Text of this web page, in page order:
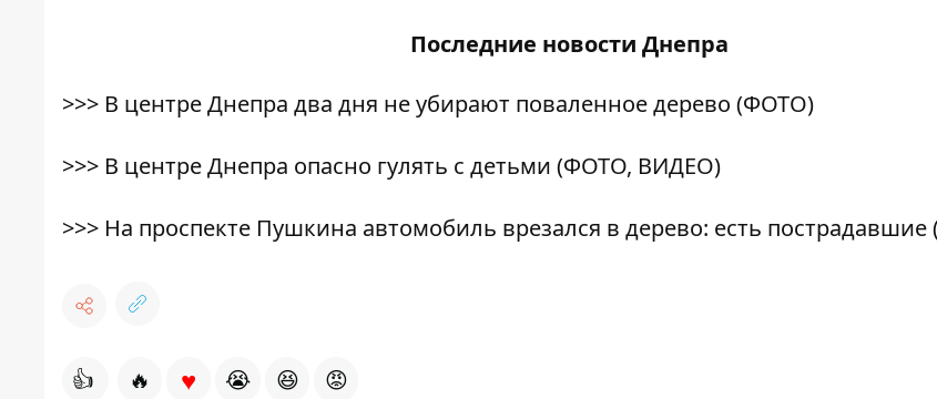
Последние новости Днепра
>>> В центре Днепра два дня не убирают поваленное дерево (ФОТО)
>>> В центре Днепра опасно гулять с детьми (ФОТО, ВИДЕО)
>>> На проспекте Пушкина автомобиль врезался в дерево: есть
👍 🔥 ♥ 😭 😆 😡